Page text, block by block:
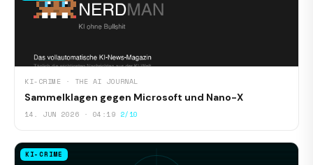
KI-CRIME · THE AI JOURNAL
Sammelklagen gegen Microsoft und Nano-X
14. JUN 2026 · 04:19 2/10
KI-CRIME